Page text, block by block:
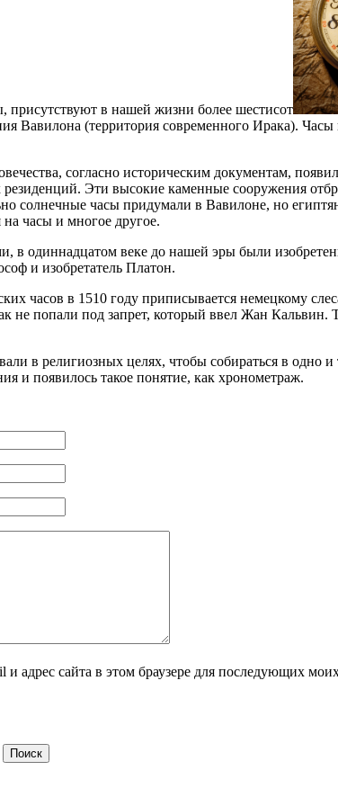
присутствуют в нашей жизни более шестисот
Вавилона (территория современного Ирака).
согласно историческим документам,
резиденций. Эти высокие каменные сооружения
солнечные часы придумали в Вавилоне, но
часы и многое другое.
в одиннадцатом веке до нашей эры были
и изобретатель Платон.
часов в 1510 году приписывается немецкому
не попали под запрет, который ввел Жан Кальвин.
в религиозных целях, чтобы собираться в одно
и появилось такое понятие, как хронометраж.
и адрес сайта в этом браузере для последующих
Поиск